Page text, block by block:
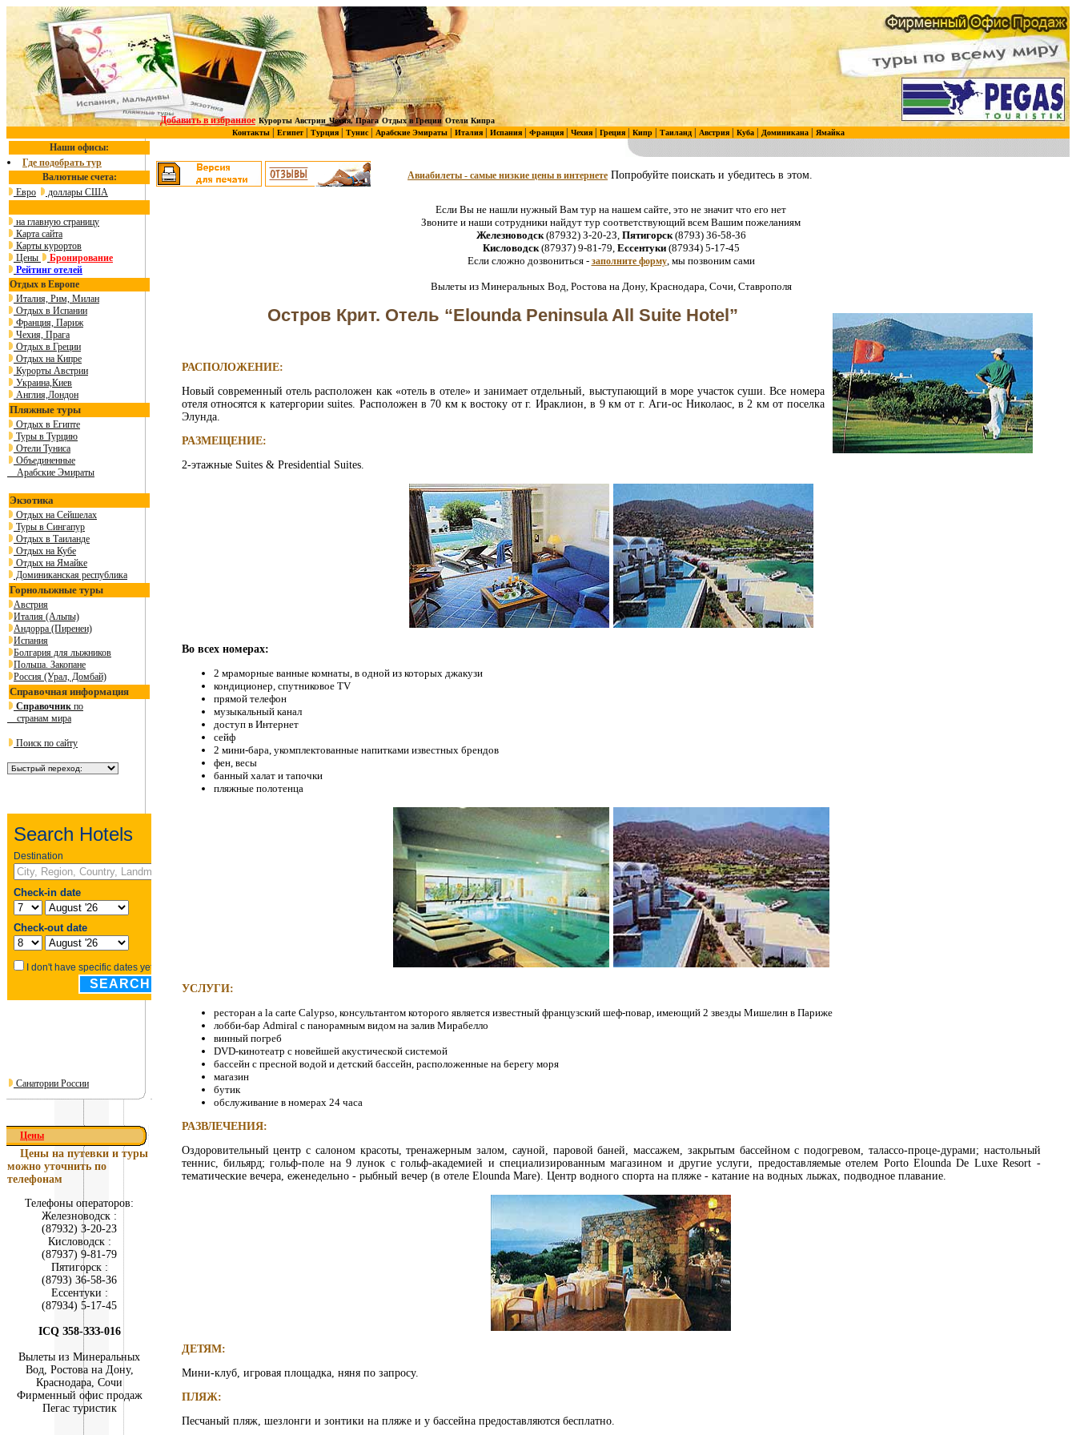
Добавить в избранное Курорты Австрии Чехия, Прага Отдых в Греции Отели Кипра
Контакты
Египет| Турция| Тунис| Арабские Эмираты| Италия| Испания| Франция| Чехия| Греция| Кипр| Таиланд| Австрия| Куба| Доминикана| Ямайка
Наши офисы:
Где подобрать тур
Валютные счета:
Евро
доллары США
на главную страницу
Карта сайта
Карты курортов
Цены
Бронирование
Рейтинг отелей
Отдых в Европе
Италия, Рим, Милан
Отдых в Испании
Франция, Париж
Чехия, Прага
Отдых в Греции
Отдых на Кипре
Курорты Австрии
Украина,Киев
Англия,Лондон
Пляжные туры
Отдых в Египте
Туры в Турцию
Отели Туниса
Объединенные
Арабские Эмираты
Экзотика
Отдых на Сейшелах
Туры в Сингапур
Отдых в Таиланде
Отдых на Кубе
Отдых на Ямайке
Доминиканская республика
Горнолыжные туры
Австрия
Италия (Альпы)
Андорра (Пиренеи)
Испания
Болгария для лыжников
Польша. Закопане
Россия (Урал, Домбай)
Справочная информация
Справочник по
странам мира
Поиск по сайту
Санатории России
Цены
Цены на путевки и туры
можно уточнить по
телефонам
Телефоны операторов:
Железноводск :
(879З2) З-20-2З
Кисловодск :
(879З7) 9-81-79
Пятигорск :
(879З) З6-58-З6
Ессентуки :
(879З4) 5-17-45
ICQ З58-ЗЗЗ-016
Вылеты из Минеральных
Вод, Ростова на Дону,
Краснодара, Сочи
Фирменный офис продаж
Пегас туристик
Авиабилеты - самые низкие цены в интернете Попробуйте поискать и убедитесь в этом.
Если Вы не нашли нужный Вам тур на нашем сайте, это не значит что его нет
Звоните и наши сотрудники найдут тур соответствующий всем Вашим пожеланиям
Железноводск(879З2) З-20-2З, Пятигорск(879З) З6-58-З6
Кисловодск(879З7) 9-81-79, Ессентуки(879З4) 5-17-45
Если сложно дозвониться - заполните форму, мы позвоним сами
Вылеты из Минеральных Вод, Ростова на Дону, Краснодара, Сочи, Ставрополя
Остров Крит. Отель “Elounda Peninsula All Suite Hotel”
РАСПОЛОЖЕНИЕ:
Новый современный отель расположен как «отель в отеле» и занимает отдельный, выступающий в море участок суши. Все номера
отеля относятся к катергории suites. Расположен в 70 км к востоку от г. Ираклион, в 9 км от г. Аги-ос Николаос, в 2 км от поселка
Элунда.
РАЗМЕЩЕНИЕ:
2-этажные Suites & Presidential Suites.
Во всех номерах:
2 мраморные ванные комнаты, в одной из которых джакузи
кондиционер, спутниковое TV
прямой телефон
музыкальный канал
доступ в Интернет
сейф
2 мини-бара, укомплектованные напитками известных брендов
фен, весы
банный халат и тапочки
пляжные полотенца
УСЛУГИ:
ресторан a la carte Calypso, консультантом которого является известный французский шеф-повар, имеющий 2 звезды Мишелин в Париже
лобби-бар Admiral с панорамным видом на залив Мирабелло
винный погреб
DVD-кинотеатр с новейшей акустической системой
бассейн с пресной водой и детский бассейн, расположенные на берегу моря
магазин
бутик
обслуживание в номерах 24 часа
РАЗВЛЕЧЕНИЯ:
Оздоровительный центр с салоном красоты, тренажерным залом, сауной, паровой баней, массажем, закрытым бассейном с подогревом, талассо-проце-дурами; настольный
теннис, бильярд; гольф-поле на 9 лунок с гольф-академией и специализированным магазином и другие услуги, предоставляемые отелем Porto Elounda De Luxe Resort -
тематические вечера, еженедельно - рыбный вечер (в отеле Elounda Mare). Центр водного спорта на пляже - катание на водных лыжах, подводное плавание.
ДЕТЯМ:
Мини-клуб, игровая площадка, няня по запросу.
ПЛЯЖ:
Песчаный пляж, шезлонги и зонтики на пляже и у бассейна предоставляются бесплатно.